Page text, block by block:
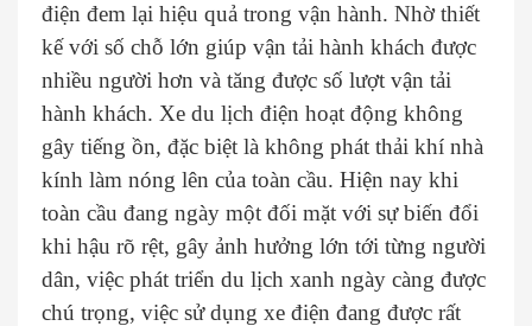
điện đem lại hiệu quả trong vận hành. Nhờ thiết
kế với số chỗ lớn giúp vận tải hành khách được
nhiều người hơn và tăng được số lượt vận tải
hành khách. Xe du lịch điện hoạt động không
gây tiếng ồn, đặc biệt là không phát thải khí nhà
kính làm nóng lên của toàn cầu. Hiện nay khi
toàn cầu đang ngày một đối mặt với sự biến đổi
khi hậu rõ rệt, gây ảnh hưởng lớn tới từng người
dân, việc phát triển du lịch xanh ngày càng được
chú trọng, việc sử dụng xe điện đang được rất